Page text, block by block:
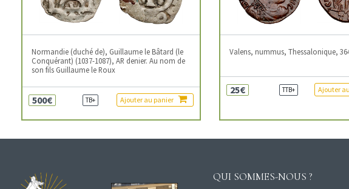
Normandie (duché de), Guillaume le Bâtard (le
Conquérant) (1037-1087), AR denier. Au nom de
son fils Guillaume le Roux
500€ TB+ Ajouter au panier
Valens, nummus, Thessalonique,
25€ TTB+ Ajouter
QUI SOMMES-NOUS ?